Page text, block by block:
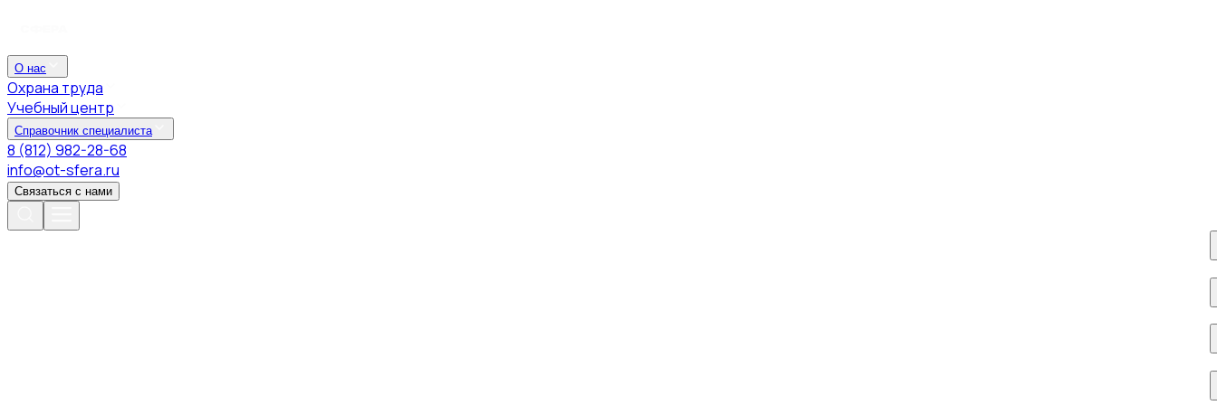
О нас
Охрана труда
Учебный центр
Справочник специалиста
8 (812) 982-28-68
info@ot-sfera.ru
Связаться с нами